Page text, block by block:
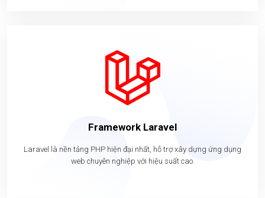
Framework Laravel
Laravel là nền tảng PHP hiện đại nhất, hỗ trợ xây dựng ứng dụng
web chuyên nghiệp với hiệu suất cao.